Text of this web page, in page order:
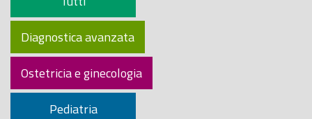
Diagnostica avanzata
Ostetricia e ginecologia
Pediatria